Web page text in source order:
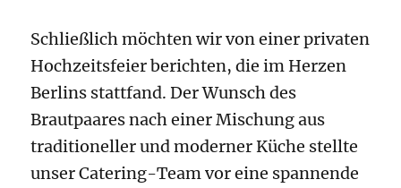
Schließlich möchten wir von einer privaten
Hochzeitsfeier berichten, die im Herzen
Berlins stattfand. Der Wunsch des
Brautpaares nach einer Mischung aus
traditioneller und moderner Küche stellte
unser Catering-Team vor eine spannende